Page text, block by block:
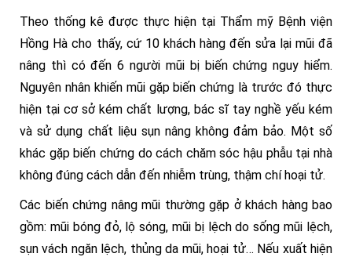
Theo thống kê được thực hiện tại Thẩm mỹ Bệnh viện
Hồng Hà cho thấy, cứ 10 khách hàng đến sửa lại mũi đã
nâng thì có đến 6 người mũi bị biến chứng nguy hiểm.
Nguyên nhân khiến mũi gặp biến chứng là trước đó thực
hiện tại cơ sở kém chất lượng, bác sĩ tay nghề yếu kém
và sử dụng chất liệu sụn nâng không đảm bảo. Một số
khác gặp biến chứng do cách chăm sóc hậu phẫu tại nhà
không đúng cách dẫn đến nhiễm trùng, thậm chí hoại tử.
Các biến chứng nâng mũi thường gặp ở khách hàng bao
gồm: mũi bóng đỏ, lộ sóng, mũi bị lệch do sống mũi lệch,
sụn vách ngăn lệch, thủng da mũi, hoại tử… Nếu xuất hiện